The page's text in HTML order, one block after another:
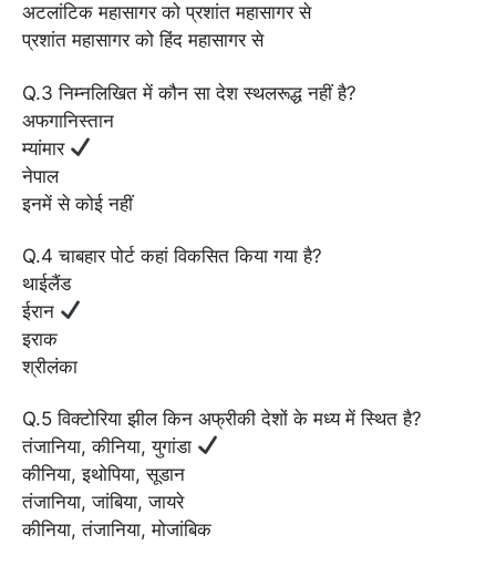
अटलांटिक महासागर को प्रशांत महासागर से
प्रशांत महासागर को हिंद महासागर से
Q.3 निम्नलिखित में कौन सा देश स्थलरूद्ध नहीं है?
अफगानिस्तान
म्यांमार
नेपाल
इनमें से कोई नहीं
Q.4 चाबहार पोर्ट कहां विकसित किया गया है?
थाईलैंड
ईरान
इराक
श्रीलंका
Q.5 विक्टोरिया झील किन अफ्रीकी देशों के मध्य में स्थित है?
तंजानिया, कीनिया, युगांडा
कीनिया, इथोपिया, सूडान
तंजानिया, जांबिया, जायरे
कीनिया, तंजानिया, मोजांबिक